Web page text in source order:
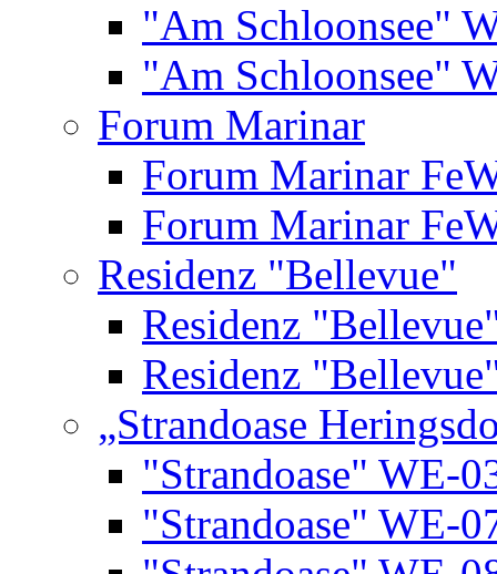
"Am Schloonsee"
"Am Schloonsee"
Forum Marinar
Forum Marinar
Forum Marinar
Residenz "Bellevue"
Residenz
Residenz
„Strandoase
"Strandoase" WE-
"Strandoase" WE-